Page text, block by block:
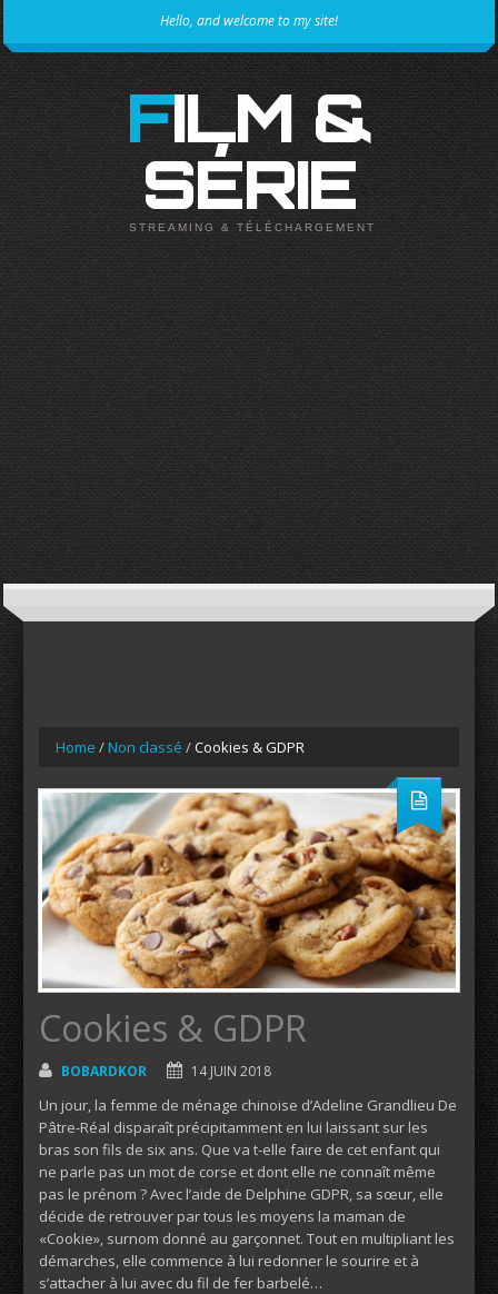
Hello, and welcome to my site!
FILM &
SÉRIE
STREAMING & TÉLÉCHARGEMENT
Home /Non classé /Cookies & GDPR
Cookies & GDPR
BOBARDKOR 14 JUIN 2018
Un jour, la femme de ménage chinoise d’Adeline Grandlieu De
Pâtre-Réal disparaît précipitamment en lui laissant sur les
bras son fils de six ans. Que va t-elle faire de cet enfant qui
ne parle pas un mot de corse et dont elle ne connaît même
pas le prénom ? Avec l’aide de Delphine GDPR, sa sœur, elle
décide de retrouver par tous les moyens la maman de
«Cookie», surnom donné au garçonnet. Tout en multipliant les
démarches, elle commence à lui redonner le sourire et à
s’attacher à lui avec du fil de fer barbelé…